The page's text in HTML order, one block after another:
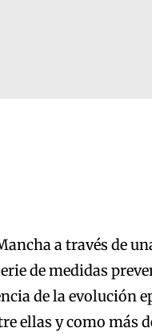
a través de
de medidas
de la evolución
ellas y como más